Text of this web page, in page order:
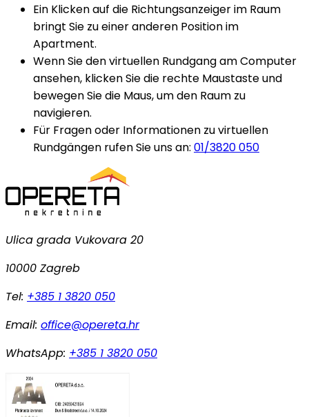
Ein Klicken auf die Richtungsanzeiger im Raum
bringt Sie zu einer anderen Position im
Apartment.
Wenn Sie den virtuellen Rundgang am Computer
ansehen, klicken Sie die rechte Maustaste und
bewegen Sie die Maus, um den Raum zu
navigieren.
Für Fragen oder Informationen zu virtuellen
Rundgängen rufen Sie uns an: 01/3820 050
Ulica grada Vukovara 20
10000 Zagreb
Tel: +385 1 3820 050
Email: office@opereta.hr
WhatsApp: +385 1 3820 050